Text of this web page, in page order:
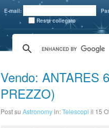
E-mail:
Resta collegato
Vendo: ANTARES
PREZZO)
Post su Astronomyin:Telescopi il 15